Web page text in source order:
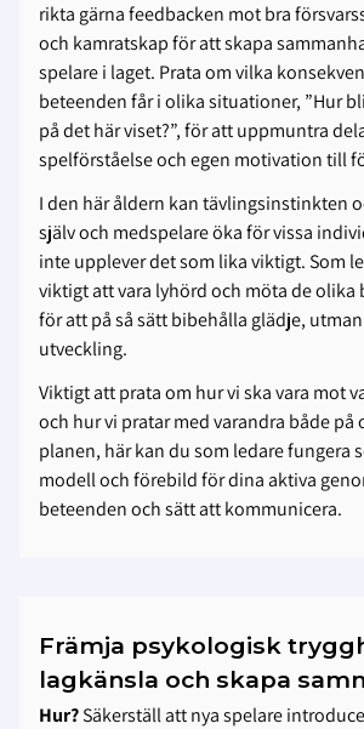
rikta gärna feedbacken mot bra
och kamratskap för att skapa
spelare i laget. Prata om vilka
beteenden får i olika situationer, ”Hur
på det här viset?”, för att uppmuntra
spelförståelse och egen motivation till
I den här åldern kan tävlingsinstinkten
själv och medspelare öka för vissa
inte upplever det som lika viktigt. Som
viktigt att vara lyhörd och möta de olika
för att på så sätt bibehålla glädje,
utveckling.
Viktigt att prata om hur vi ska vara mot
och hur vi pratar med varandra både på
planen, här kan du som ledare fungera
modell och förebild för dina aktiva
beteenden och sätt att kommunicera.
Främja psykologisk
lagkänsla och skapa
Hur?Säkerställ att nya spelare